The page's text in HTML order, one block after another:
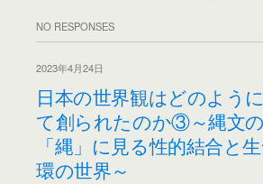
NO RESPONSES
2023年4月24日
日本の世界観はどのよう
て創られたのか③～縄文の
「縄」に見る性的結合と
環の世界～